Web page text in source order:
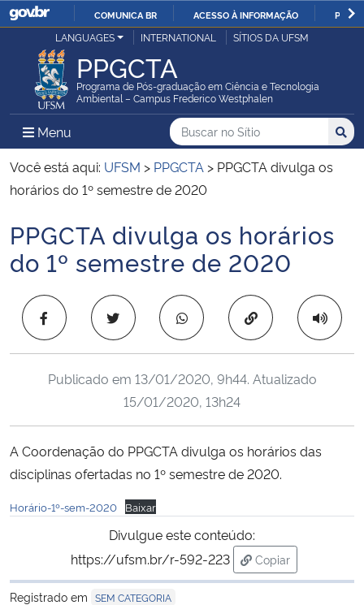
IR
O
CONTEÚDO
COMUNICA BR ACESSO À INFORMAÇÃO
Ministério da Justiça e Segurança Pública
Ministério da Defesa
Ministério das Relações Exteriores
Ministério da Infraestrutura
Ministério da Educação
Ministério da Cidadania
Ministério de Minas e Energia
Ministério da Ciência, Tecnologia, Inovações e Comunicações
Ministério do Turismo
LANGUAGES INTERNATIONAL SÍTIOS DA UFSM
PPGCTA
Programa de Pós-graduação em Ciência e Tecnologia
Ambiental – Campus Frederico Westphalen
Menu Menu Principal do Sítio
Busca
Buscar no no Sítio
Busca:
Você está aqui: UFSM > PPGCTA > PPGCTA divulga os
horários do 1º semestre de 2020
Início do conteúdo
PPGCTA divulga os horários
do 1º semestre de 2020
Copiar para área
Publicado em 13/01/2020, 9h44. Atualizado
15/01/2020, 13h24
A Coordenação do PPGCTA divulga os horários das
disciplinas ofertadas no 1º semestre de 2020.
Horário-1º-sem-2020 Baixar
Divulgue este conteúdo:
https://ufsm.br/r-592-223
Copiar
para área de
Registrado em SEM CATEGORIA